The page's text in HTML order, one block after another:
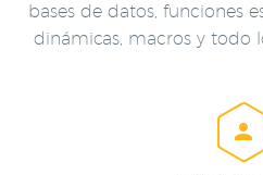
bases de datos, funciones
dinámicas, macros y todo

